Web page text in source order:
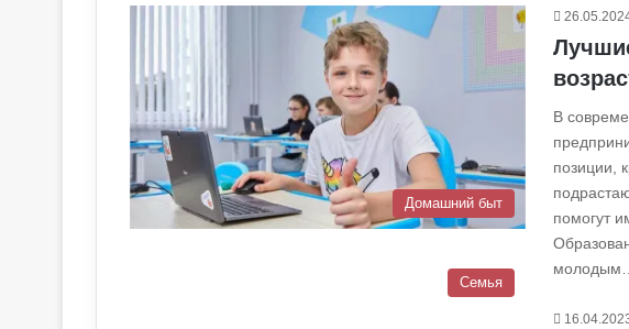
Домашний быт
В
позиции,
помогут
молодым…
Семья